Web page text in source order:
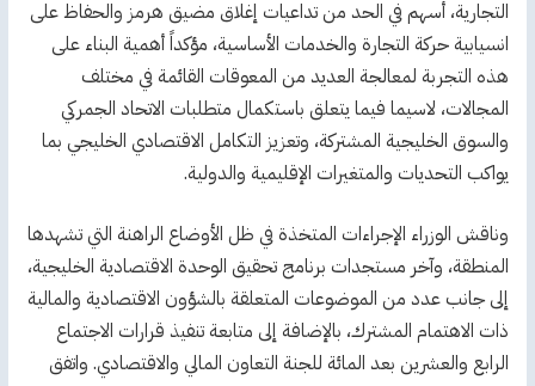
التجارية، أسهم في الحد من تداعيات إغلاق مضيق هرمز والحفاظ على
انسيابية حركة التجارة والخدمات الأساسية، مؤكداً أهمية البناء على
هذه التجربة لمعالجة العديد من المعوقات القائمة في مختلف
المجالات، لاسيما فيما يتعلق باستكمال متطلبات الاتحاد الجمركي
والسوق الخليجية المشتركة، وتعزيز التكامل الاقتصادي الخليجي بما
يواكب التحديات والمتغيرات الإقليمية والدولية.
وناقش الوزراء الإجراءات المتخذة في ظل الأوضاع الراهنة التي تشهدها
المنطقة، وآخر مستجدات برنامج تحقيق الوحدة الاقتصادية الخليجية،
إلى جانب عدد من الموضوعات المتعلقة بالشؤون الاقتصادية والمالية
ذات الاهتمام المشترك، بالإضافة إلى متابعة تنفيذ قرارات الاجتماع
الرابع والعشرين بعد المائة للجنة التعاون المالي والاقتصادي. واتفق